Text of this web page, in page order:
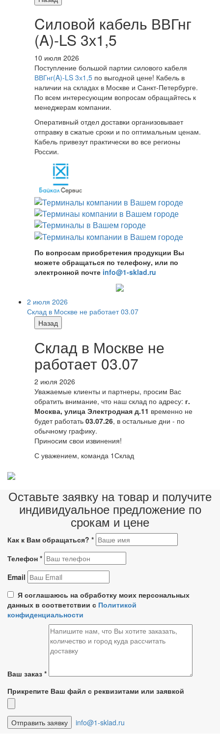
Cиловой кабель ВВГнг
(A)-LS 3х1,5
10 июля 2026
Поступление большой партии силового кабеля
ВВГнг(A)-LS 3х1,5 по выгодной цене! Кабель в
наличии на складах в Москве и Санкт-Петербурге.
По всем интересующим вопросам обращайтесь к
менеджерам компании.
Оперативный отдел доставки организовывает
отправку в сжатые сроки и по оптимальным ценам.
Кабель привезут практически во все регионы
России.
По вопросам приобретения продукции Вы
можете обращаться по телефону, или по
электронной почте info@1-sklad.ru
2 июля 2026
Склад в Москве не работает 03.07
Назад
Склад в Москве не
работает 03.07
2 июля 2026
Уважаемые клиенты и партнеры, просим Вас
обратить внимание, что наш склад по адресу: г.
Москва, улица Электродная д.11 временно не
будет работать 03.07.26, в остальные дни - по
обычному графику.
Приносим свои извинения!
С уважением, команда 1Склад
Оставьте заявку на товар и получите
индивидуальное предложение по
срокам и цене
Как к Вам обращаться? *
Телефон *
Email
Я соглашаюсь на обработку моих персональных
данных в соответствии с Политикой
конфиденциальности
Ваш заказ *
Прикрепите Ваш файл с реквизитами или заявкой
info@1-sklad.ru